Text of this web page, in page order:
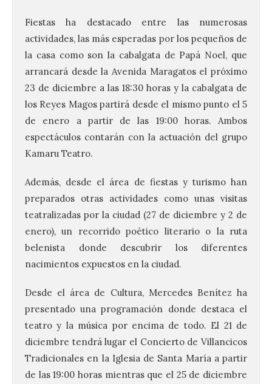
Fiestas ha destacado entre las numerosas
actividades, las más esperadas por los pequeños de
la casa como son la cabalgata de Papá Noel, que
arrancará desde la Avenida Maragatos el próximo
23 de diciembre a las 18:30 horas y la cabalgata de
los Reyes Magos partirá desde el mismo punto el 5
de enero a partir de las 19:00 horas. Ambos
espectáculos contarán con la actuación del grupo
Kamaru Teatro.
Además, desde el área de fiestas y turismo han
preparados otras actividades como unas visitas
teatralizadas por la ciudad (27 de diciembre y 2 de
enero), un recorrido poético literario o la ruta
belenista donde descubrir los diferentes
nacimientos expuestos en la ciudad.
Desde el área de Cultura, Mercedes Benítez ha
presentado una programación donde destaca el
teatro y la música por encima de todo. El 21 de
diciembre tendrá lugar el Concierto de Villancicos
Tradicionales en la Iglesia de Santa María a partir
de las 19:00 horas mientras que el 25 de diciembre